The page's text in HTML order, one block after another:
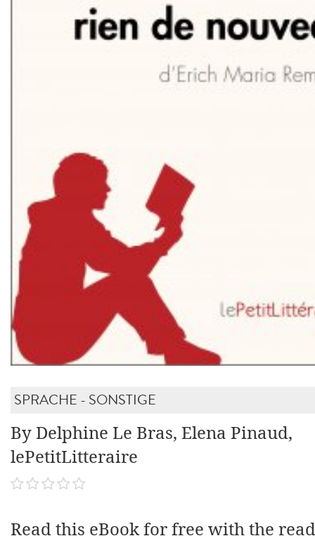
SPRACHE - SONSTIGE
By Delphine Le Bras, Elena Pinaud,
lePetitLitteraire
Read this eBook for free with the